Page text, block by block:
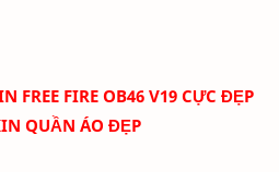
FREE FIRE OB46 V19 CỰC ĐẸP
QUẦN ÁO ĐẸP